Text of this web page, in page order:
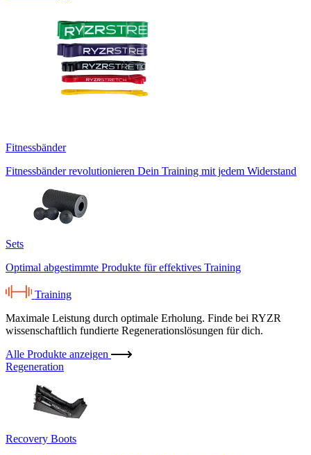
Fitnessbänder
Fitnessbänder revolutionieren Dein Training mit jedem Widerstand
Sets
Optimal abgestimmte Produkte für effektives Training
Training
Maximale Leistung durch optimale Erholung. Finde bei RYZR
wissenschaftlich fundierte Regenerationslösungen für dich.
Alle Produkte anzeigen
Regeneration
Recovery Boots